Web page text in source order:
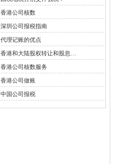
香港公司核数
深圳公司报税指南
代理记账的优点
香港和大陆股权转让和股息…
香港公司核数服务
香港公司做账
中国公司报税